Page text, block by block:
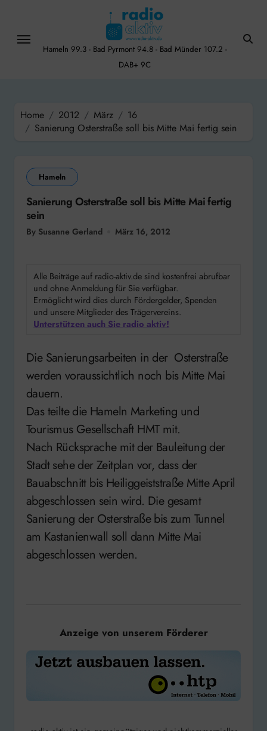
content
Hameln 99.3 - Bad Pyrmont 94.8 - Bad Münder 107.2 -
DAB+ 9C
Home 2012 März
16
Sanierung Osterstraße soll bis Mitte Mai fertig sein
Hameln
Sanierung Osterstraße soll bis Mitte Mai fertig
sein
By Susanne Gerland März 16, 2012
Alle Beiträge auf radio-aktiv.de sind kostenfrei abrufbar
und ohne Anmeldung für Sie verfügbar.
Ermöglicht wird dies durch Fördergelder, Spenden
und unsere Mitglieder des Trägervereins.
Unterstützen auch Sie radio aktiv!
Die Sanierungsarbeiten in der Osterstraße
werden voraussichtlich noch bis Mitte Mai
dauern.
Das teilte die Hameln Marketing und
Tourismus Gesellschaft HMT mit.
Nach Rücksprache mit der Bauleitung der
Stadt sehe der Zeitplan vor, dass der
Bauabschnitt bis Heiliggeiststraße Mitte April
abgeschlossen sein wird. Die gesamt
Sanierung der Osterstraße bis zum Tunnel
am Kastanienwall soll dann Mitte Mai
abgeschlossen werden.
Anzeige von unserem Förderer